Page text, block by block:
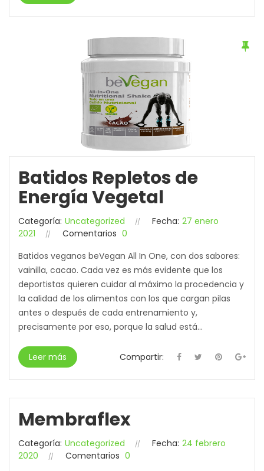
Batidos Repletos de
Energía Vegetal
Categoría: Uncategorized Fecha: 27 enero
2021
Comentarios 0
Batidos veganos beVegan All In One, con dos sabores:
vainilla, cacao. Cada vez es más evidente que los
deportistas quieren cuidar al máximo la procedencia y
la calidad de los alimentos con los que cargan pilas
antes o después de cada entrenamiento y,
precisamente por eso, porque la salud está...
Leer más Compartir:
Membraflex
Categoría: Uncategorized Fecha: 24 febrero
2020
Comentarios 0